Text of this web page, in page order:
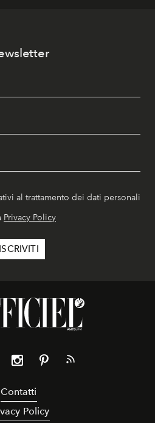
al trattamento dei dati personali
Privacy Policy
Contatti
Policy